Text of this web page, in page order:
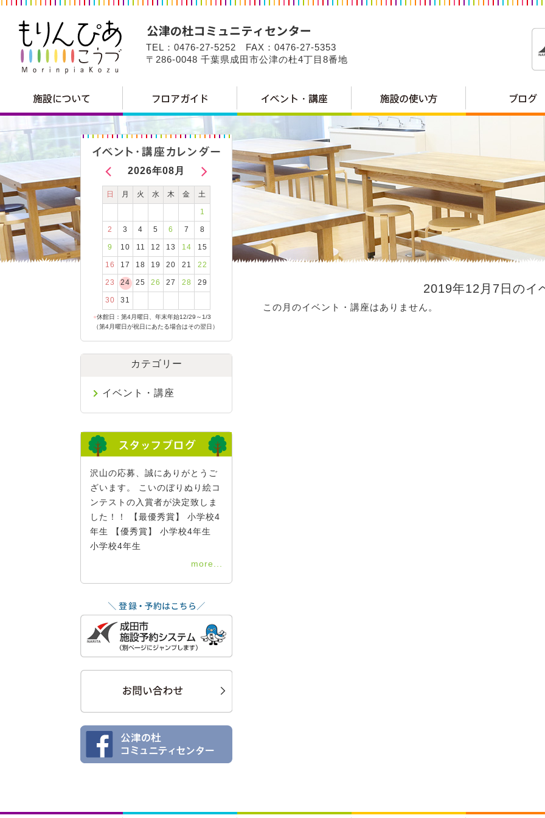
TEL：0476-27-5252 FAX：0476-27-5353
〒286-0048 千葉県成田市公津の杜4丁目8番地
2019年12月7日のイ
この月のイベント・講座はありません。
2026年08月
日 月 火 水 木 金 土
1
2 3 4 5 6 7 8
9 10 11 12 13 14 15
16 17 18 19 20 21 22
23 24 25 26 27 28 29
30 31
●休館日：第4月曜日、年末年始12/29～1/3
（第4月曜日が祝日にあたる場合はその翌日）
カテゴリー
イベント・講座
沢山の応募、誠にありがとうご
ざいます。 こいのぼりぬり絵コ
ンテストの入賞者が決定致しま
した！！ 【最優秀賞】 小学校4
年生 【優秀賞】 小学校4年生
小学校4年生
more...